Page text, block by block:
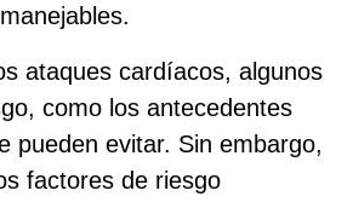
manejables.
ataques cardíacos, algunos
como los antecedentes
pueden evitar. Sin embargo,
factores de riesgo